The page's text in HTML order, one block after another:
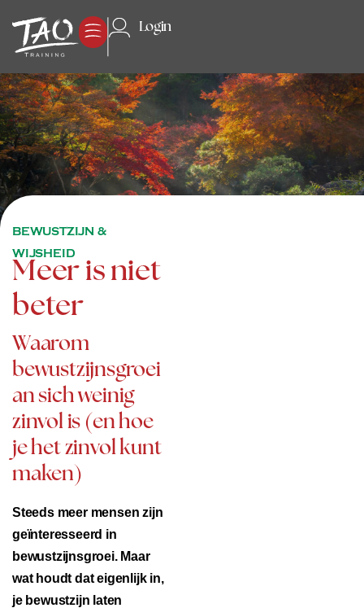
Login
BEWUSTZIJN &
WIJSHEID
Meer is niet
beter
Waarom
bewustzijnsgroei
an sich weinig
zinvol is (en hoe
je het zinvol kunt
maken)
Steeds meer mensen zijn
geïnteresseerd in
bewustzijnsgroei. Maar
wat houdt dat eigenlijk in,
je bewustzijn laten